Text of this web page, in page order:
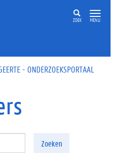
ZOEK MENU
- ONDERZOEKSPORTAAL
Zoeken